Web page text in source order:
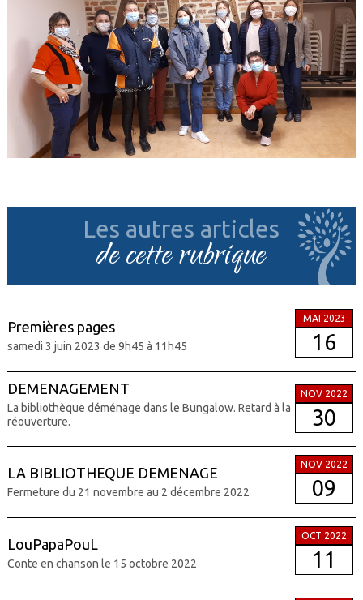
Les autres articles
de cette rubrique
Premières pages
samedi 3 juin 2023 de 9h45 à 11h45
MAI 2023
16
DEMENAGEMENT
La bibliothèque déménage dans le Bungalow. Retard à la
réouverture.
NOV 2022
30
LA BIBLIOTHEQUE DEMENAGE
Fermeture du 21 novembre au 2 décembre 2022
NOV 2022
09
LouPapaPouL
Conte en chanson le 15 octobre 2022
OCT 2022
11